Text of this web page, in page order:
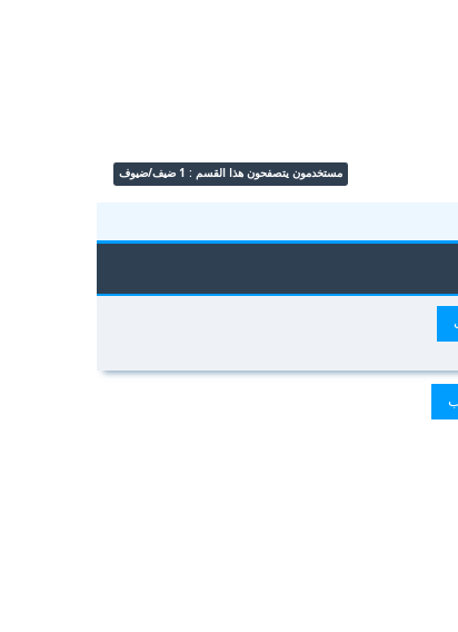
مستخدمون يتصفحون هذا القسم : 1 ضيف/ضيوف